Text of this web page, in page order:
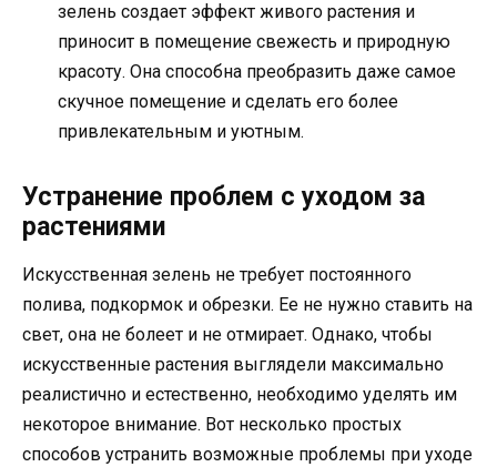
зелень создает эффект живого растения и
приносит в помещение свежесть и природную
красоту. Она способна преобразить даже самое
скучное помещение и сделать его более
привлекательным и уютным.
Устранение проблем с уходом за
растениями
Искусственная зелень не требует постоянного
полива, подкормок и обрезки. Ее не нужно ставить на
свет, она не болеет и не отмирает. Однако, чтобы
искусственные растения выглядели максимально
реалистично и естественно, необходимо уделять им
некоторое внимание. Вот несколько простых
способов устранить возможные проблемы при уходе